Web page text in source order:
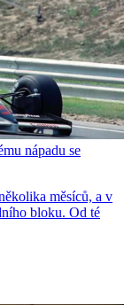
nápadu se
měsíců, a v
bloku. Od té